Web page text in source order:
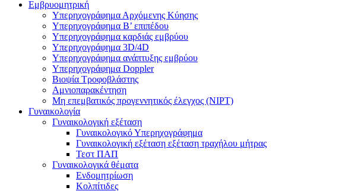
Εμβρυομητρική
Υπερηχογράφημα Αρχόμενης Κύησης
Υπερηχογράφημα Β’ επιπέδου
Υπερηχογράφημα καρδιάς εμβρύου
Υπερηχογράφημα 3D/4D
Υπερηχογράφημα ανάπτυξης εμβρύου
Υπερηχογράφημα Doppler
Βιοψία Τροφοβλάστης
Αμνιοπαρακέντηση
Μη επεμβατικός προγεννητικός έλεγχος (NIPT)
Γυναικολογία
Γυναικολογική εξέταση
Γυναικολογικό Υπερηχογράφημα
Γυναικολογική εξέταση εξέταση τραχήλου μήτρας
Τεστ ΠΑΠ
Γυναικολογικά θέματα
Ενδομητρίωση
Κολπίτιδες